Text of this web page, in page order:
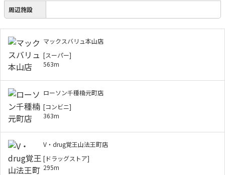
周辺施設
マックスバリュ本山店
[スーパー]
563m
ローソン千種楠元町店
[コンビニ]
363m
V・drug覚王山法王町店
[ドラッグストア]
295m